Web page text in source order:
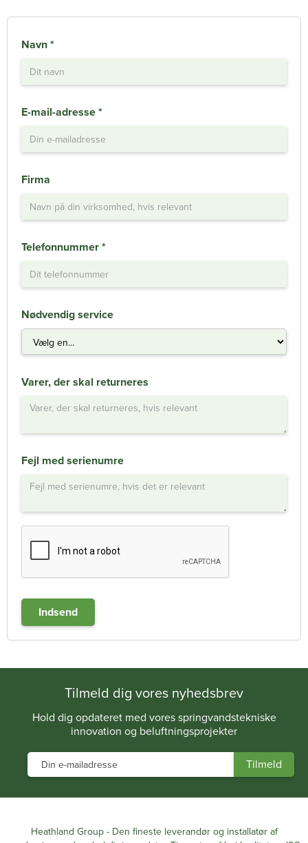
Navn *
E-mail-adresse *
Firma
Telefonnummer *
Nødvendig service
Varer, der skal returneres
Fejl med serienumre
Tilmeld dig vores nyhedsbrev
Hold dig opdateret med vores springvandstekniske
innovation og beluftningsprojekter
Heathland Group - Den fineste leverandør og installatør af